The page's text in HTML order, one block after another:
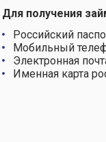
Для получения
Российский
Мобильный
Электронная
Именная карта